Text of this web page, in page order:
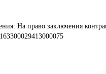
На право заключения